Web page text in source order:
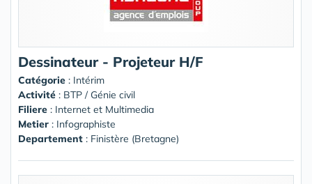
Dessinateur - Projeteur H/F
Catégorie : Intérim
Activité : BTP / Génie civil
Filiere : Internet et Multimedia
Metier : Infographiste
Departement : Finistère (Bretagne)